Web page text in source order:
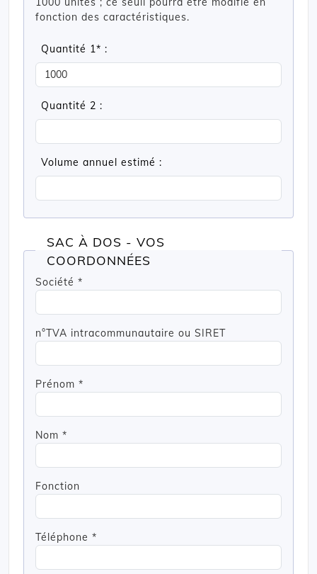
fonction des caractéristiques.
Quantité 1* :
Quantité 2 :
Volume annuel estimé :
SAC À DOS - VOS
COORDONNÉES
Société *
n°TVA intracommunautaire ou SIRET
Prénom *
Nom *
Fonction
Téléphone *